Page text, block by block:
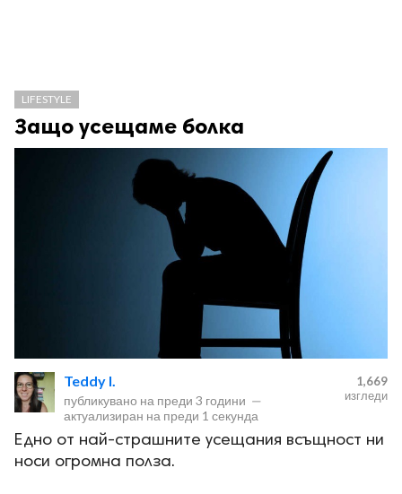
LIFESTYLE
Защо усещаме болка
Teddy I.
публикувано на преди 3 години —
актуализиран на преди 1 секунда
1,669
изгледи
Едно от най-страшните усещания всъщност ни
носи огромна полза.